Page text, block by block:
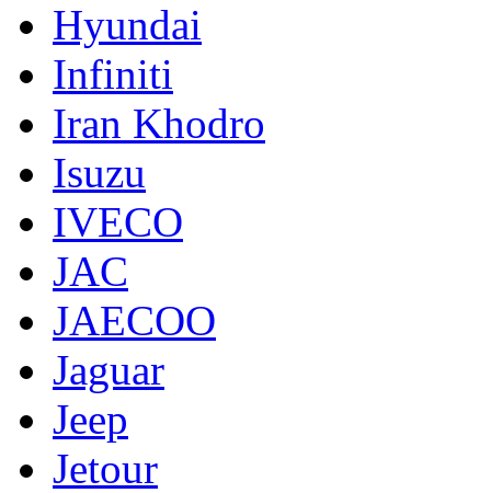
Hyundai
Infiniti
Iran Khodro
Isuzu
IVECO
JAC
JAECOO
Jaguar
Jeep
Jetour